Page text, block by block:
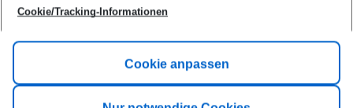
Link A
Cookie/Tracking-Informationen
Cookie anpassen